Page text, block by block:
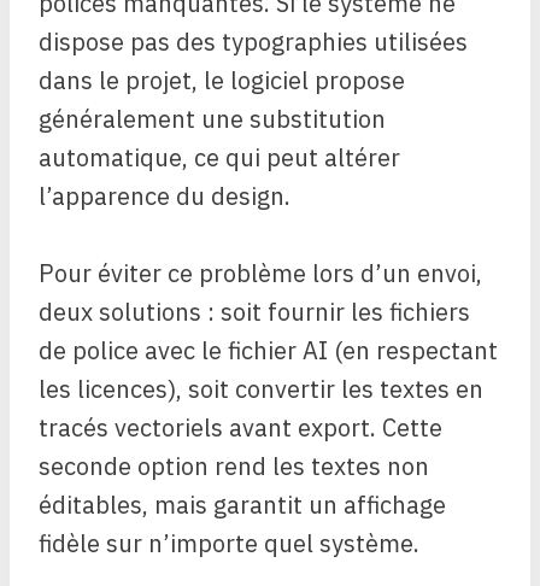
dispose pas des typographies utilisées
dans le projet, le logiciel propose
généralement une substitution
automatique, ce qui peut altérer
l’apparence du design.
Pour éviter ce problème lors d’un envoi,
deux solutions : soit fournir les fichiers
de police avec le fichier AI (en respectant
les licences), soit convertir les textes en
tracés vectoriels avant export. Cette
seconde option rend les textes non
éditables, mais garantit un affichage
fidèle sur n’importe quel système.